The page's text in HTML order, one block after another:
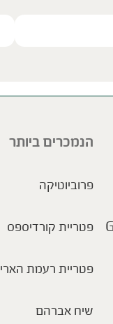
הנמכרים ביותר
פרוביוטיקה
פטריית קורדיספס
פטריית רעמת
שיח אברהם